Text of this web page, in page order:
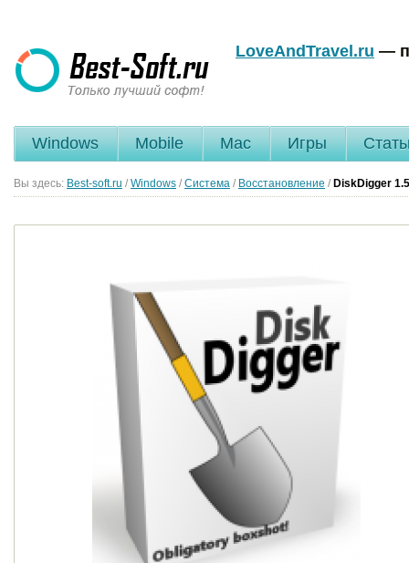
LoveAndTravel.ru —
Windows Mobile Mac Игры
Вы здесь: Best-soft.ru / Windows / Система / Восстановление / DiskDigger